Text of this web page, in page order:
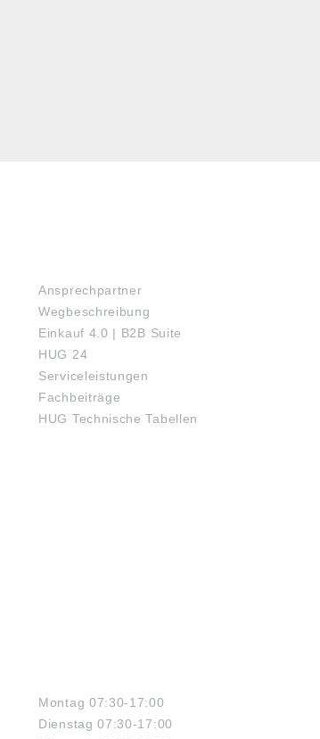
Ansprechpartner
Wegbeschreibung
Einkauf 4.0 | B2B Suite
HUG 24
Serviceleistungen
Fachbeiträge
HUG Technische Tabellen
Montag 07:30-17:00
Dienstag 07:30-17:00